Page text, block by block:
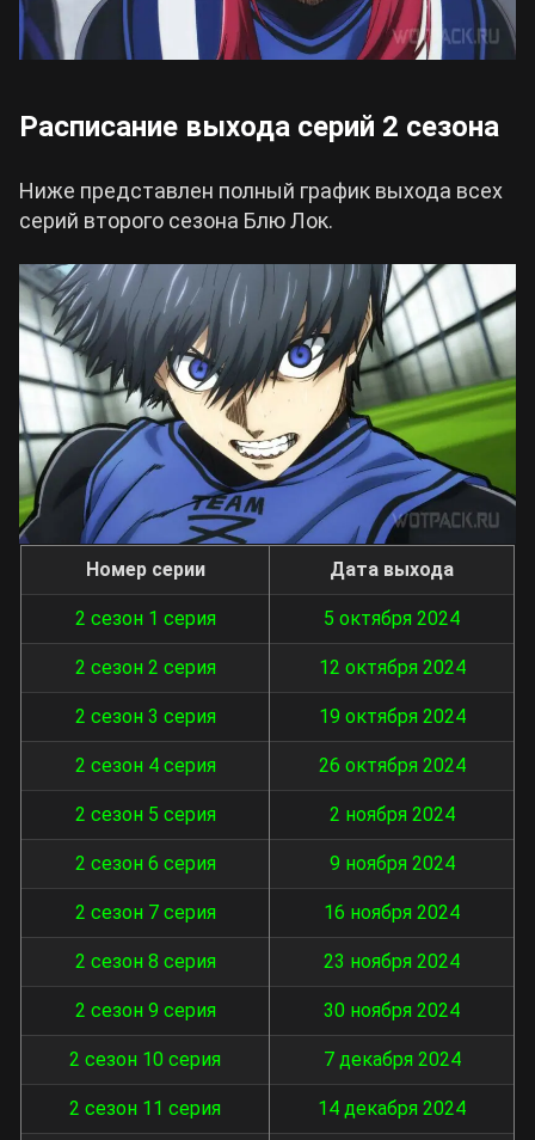
Расписание выхода серий 2 сезона
Ниже представлен полный график выхода всех
серий второго сезона Блю Лок.
Номер серии Дата выхода
2 сезон 1 серия 5 октября 2024
2 сезон 2 серия 12 октября 2024
2 сезон 3 серия 19 октября 2024
2 сезон 4 серия 26 октября 2024
2 сезон 5 серия 2 ноября 2024
2 сезон 6 серия 9 ноября 2024
2 сезон 7 серия 16 ноября 2024
2 сезон 8 серия 23 ноября 2024
2 сезон 9 серия 30 ноября 2024
2 сезон 10 серия 7 декабря 2024
2 сезон 11 серия 14 декабря 2024